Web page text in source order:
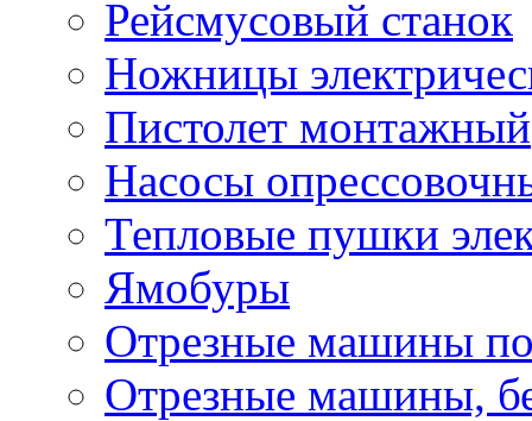
Рейсмусовый станок
Ножницы
Пистолет монтажный
Насосы
Тепловые пушки
Ямобуры
Отрезные машины
Отрезные машины,